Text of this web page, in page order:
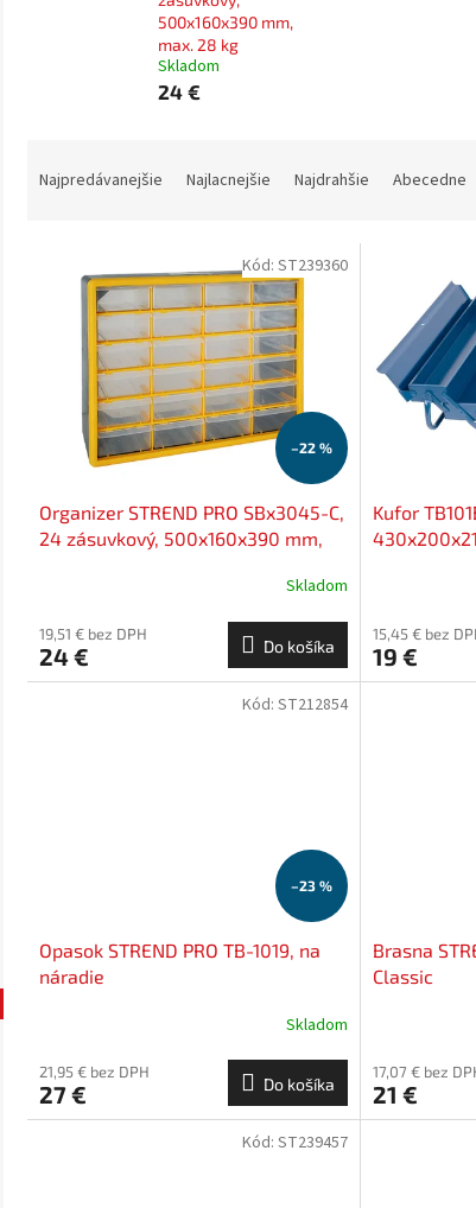
500x160x390 mm,
max. 28 kg
Skladom
24 €
Najpredávanejšie Najlacnejšie Najdrahšie Abecedne
–22 %
Organizer STREND PRO SBx3045-C,
24 zásuvkový, 500x160x390 mm,
Skladom
19,51 € bez DPH
24 € Do košíka
Kód: ST239360
Kufor
15,45 € bez
19 €
–23 %
Opasok STREND PRO TB-1019, na
náradie
Skladom
21,95 € bez DPH
27 € Do košíka
Kód: ST212854
Brasna
Classic
17,07 € bez
21 €
Kód: ST239457